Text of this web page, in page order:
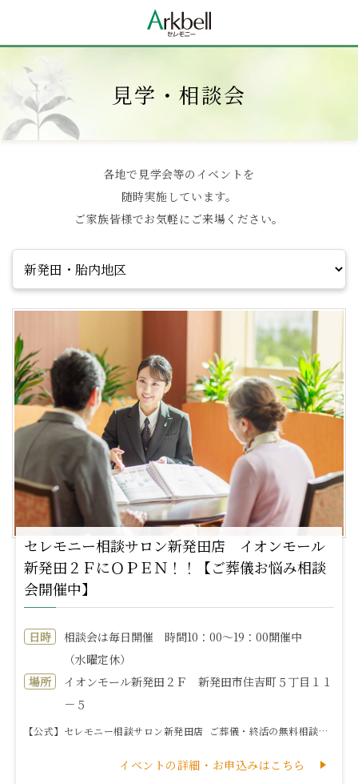
見学・相談会
各地で見学会等のイベントを
随時実施しています。
ご家族皆様でお気軽にご来場ください。
セレモニー相談サロン新発田店 イオンモール
新発田２ＦにＯＰＥＮ！！【ご葬儀お悩み相談
会開催中】
日時
相談会は毎日開催 時間10：00～19：00開催中
（水曜定休）
場所
イオンモール新発田２Ｆ 新発田市住吉町５丁目１１
－５
【公式】セレモニー相談サロン新発田店 ご葬儀・終活の無料相談窓口 ※広告をみてこのページをご覧頂いた方はサロンに来店するだけで良いことある...
イベントの詳細・お申込みはこちら